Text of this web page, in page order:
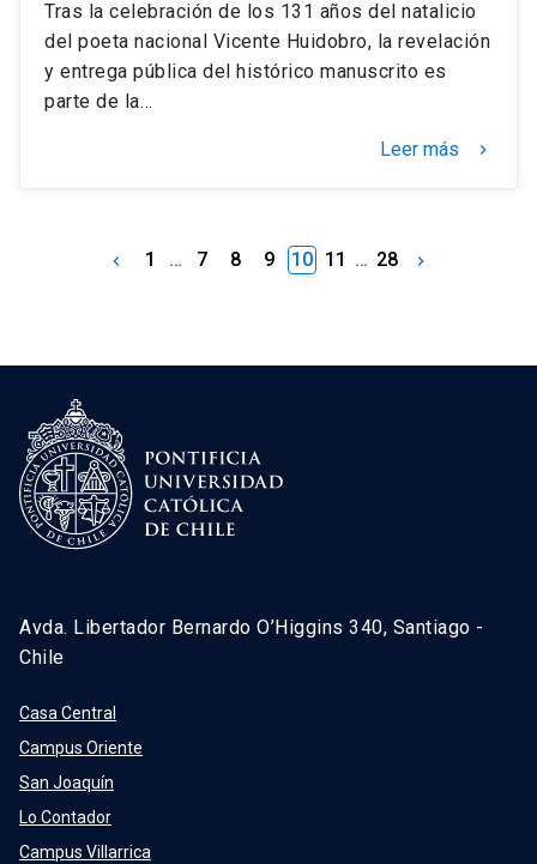
Tras la celebración de los 131 años del natalicio
del poeta nacional Vicente Huidobro, la revelación
y entrega pública del histórico manuscrito es
parte de la…
Leer más keyboard_arrow_right
keyboard_arrow_left 1 … 7 8 9 10 11 … 28 keyboard_arrow_right
Avda. Libertador Bernardo O’Higgins 340, Santiago -
Chile
Casa Central
Campus Oriente
San Joaquín
Lo Contador
Campus Villarrica